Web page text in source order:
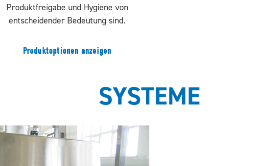
Produktfreigabe und Hygiene von
entscheidender Bedeutung sind.
Produktoptionen anzeigen
SYSTEME